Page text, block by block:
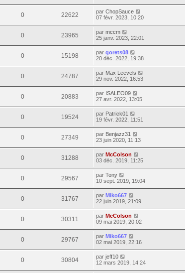
0 22622 par ChopSauce
07 févr. 2023, 10:20
0 23965 par mccm
25 janv. 2023, 22:01
0 15198 par gorets08
20 déc. 2022, 19:38
0 24787 par Max Leevels
29 nov. 2022, 16:53
0 20883 par ISALEO09
27 avr. 2022, 13:05
0 19524 par Patrick01
19 févr. 2022, 11:51
0 27349 par Benjazz31
23 juin 2020, 11:13
0 31288 par McColson
03 déc. 2019, 11:25
0 29567 par Tony
10 sept. 2019, 19:04
0 31767 par Miko667
22 juin 2019, 21:09
0 30311 par McColson
09 mai 2019, 20:02
0 29767 par Miko667
02 mai 2019, 22:16
0 30804 par jeff10
12 mars 2019, 14:24